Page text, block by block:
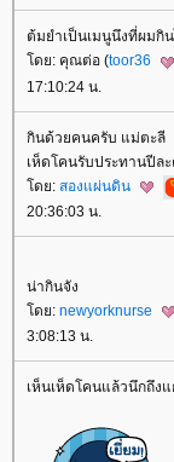
ต้มยำเป็นเมนูนึงที่ผมกิ
ดย: คุณต่อ (toor36
17:10:24 น.
กินด้วยคนครับ แม่ตะลี
เห็ดโคนรับประทานปีล
ดย: สองแผ่นดิน
20:36:03 น.
น่ากินจัง
ดย: newyorknurse
3:08:13 น.
เห็นเห็ดโคนแล้วนึกถึง